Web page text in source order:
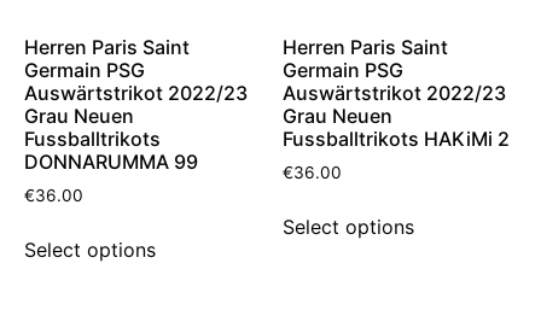
Herren Paris Saint
Germain PSG
Auswärtstrikot 2022/23
Grau Neuen
Fussballtrikots
DONNARUMMA 99
€36.00
Select options
Herren Paris Saint
Germain PSG
Auswärtstrikot 2022/23
Grau Neuen
Fussballtrikots HAKiMi 2
€36.00
Select options